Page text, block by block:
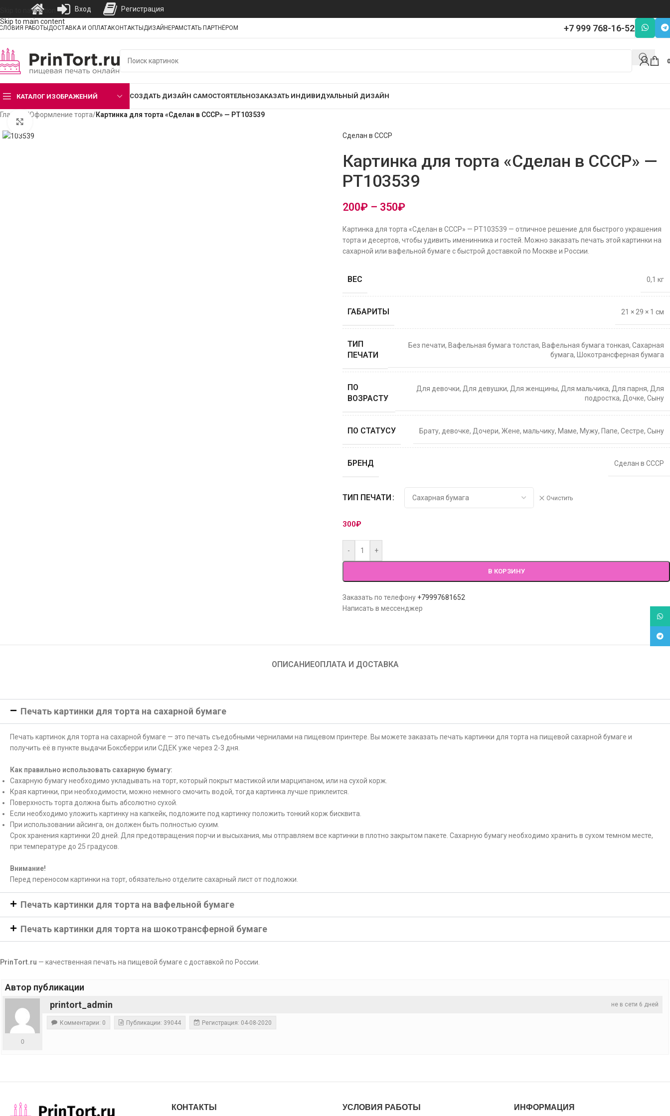
Skip to navigation
Skip to main content
РАБОТЫ ДОСТАВКА И ОПЛАТАКОНТАКТЫ ДИЗАЙНЕРАМСТАТЬ ПАРТНЁРОМ +7 999 768-16-52
0
КАТАЛОГ ИЗОБРАЖЕНИЙ СОЗДАТЬ ДИЗАЙН САМОСТОЯТЕЛЬНОЗАКАЗАТЬ ИНДИВИДУАЛЬНЫЙ ДИЗАЙН
Главная /Оформление торта/Картинка для торта «Сделан в СССР» — PT103539
Сделан в СССР
Картинка для торта «Сделан в СССР» —
PT103539
200₽ – 350₽
Картинка для торта «Сделан в СССР» — PT103539 — отличное решение для быстрого украшения
торта и десертов, чтобы удивить именинника и гостей. Можно заказать печать этой картинки на
сахарной или вафельной бумаге с быстрой доставкой по Москве и России.
ВЕС 0,1 кг
ГАБАРИТЫ 21 × 29 × 1 см
ТИП
ПЕЧАТИ
Без печати, Вафельная бумага толстая, Вафельная бумага тонкая, Сахарная
бумага, Шокотрансферная бумага
ПО
ВОЗРАСТУ
Для девочки, Для девушки, Для женщины, Для мальчика, Для парня, Для
подростка, Дочке, Сыну
ПО СТАТУСУ Брату, девочке, Дочери, Жене, мальчику, Маме, Мужу, Папе, Сестре, Сыну
БРЕНД Сделан в СССР
ТИП ПЕЧАТИ Очистить
300₽
- +
В КОРЗИНУ
Заказать по телефону +79997681652
Написать в мессенджер
ОПИСАНИЕОПЛАТА И ДОСТАВКА
Печать картинки для торта на сахарной бумаге
Печать картинок для торта на сахарной бумаге — это печать съедобными чернилами на пищевом принтере. Вы можете заказать печать картинки для торта на пищевой сахарной бумаге и
получить её в пункте выдачи Боксберри или СДЕК уже через 2-3 дня.
Как правильно использовать сахарную бумагу:
Сахарную бумагу необходимо укладывать на торт, который покрыт мастикой или марципаном, или на сухой корж.
Края картинки, при необходимости, можно немного смочить водой, тогда картинка лучше приклеится.
Поверхность торта должна быть абсолютно сухой.
Если необходимо уложить картинку на капкейк, подложите под картинку положить тонкий корж бисквита.
При использовании айсинга, он должен быть полностью сухим.
Срок хранения картинки 20 дней. Для предотвращения порчи и высыхания, мы отправляем все картинки в плотно закрытом пакете. Сахарную бумагу необходимо хранить в сухом темном месте,
при температуре до 25 градусов.
Внимание!
Перед переносом картинки на торт, обязательно отделите сахарный лист от подложки.
Печать картинки для торта на вафельной бумаге
Печать картинки для торта на шокотрансферной бумаге
PrinTort.ru — качественная печать на пищевой бумаге с доставкой по России.
Автор публикации
не в сети 6 дней
printort_admin
0
Комментарии: 0 Публикации: 39044 Регистрация: 04-08-2020
КОНТАКТЫ УСЛОВИЯ РАБОТЫ ИНФОРМАЦИЯ
Вход Регистрация